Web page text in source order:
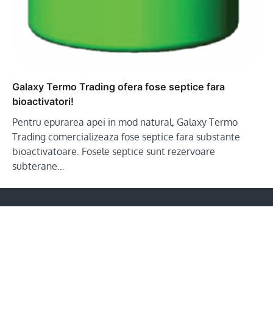
Galaxy Termo Trading ofera fose septice fara
bioactivatori!
Pentru epurarea apei in mod natural, Galaxy Termo
Trading comercializeaza fose septice fara substante
bioactivatoare. Fosele septice sunt rezervoare
subterane…